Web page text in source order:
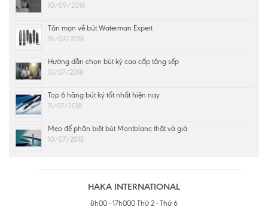
10/09/2018
Tản mạn về bút Waterman Expert
16/07/2018
Hướng dẫn chọn bút ký cao cấp tặng sếp
13/07/2018
Top 6 hãng bút ký tốt nhất hiện nay
11/07/2018
Mẹo để phân biệt bút Montblanc thật và giả
10/07/2018
HAKA INTERNATIONAL
8h00 - 17h000 Thứ 2 - Thứ 6